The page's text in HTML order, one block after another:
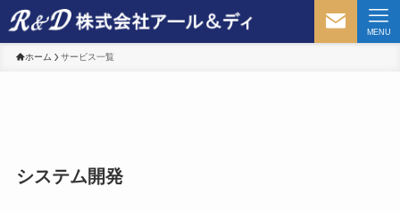
MENU
ホーム サービス一覧
システム開発